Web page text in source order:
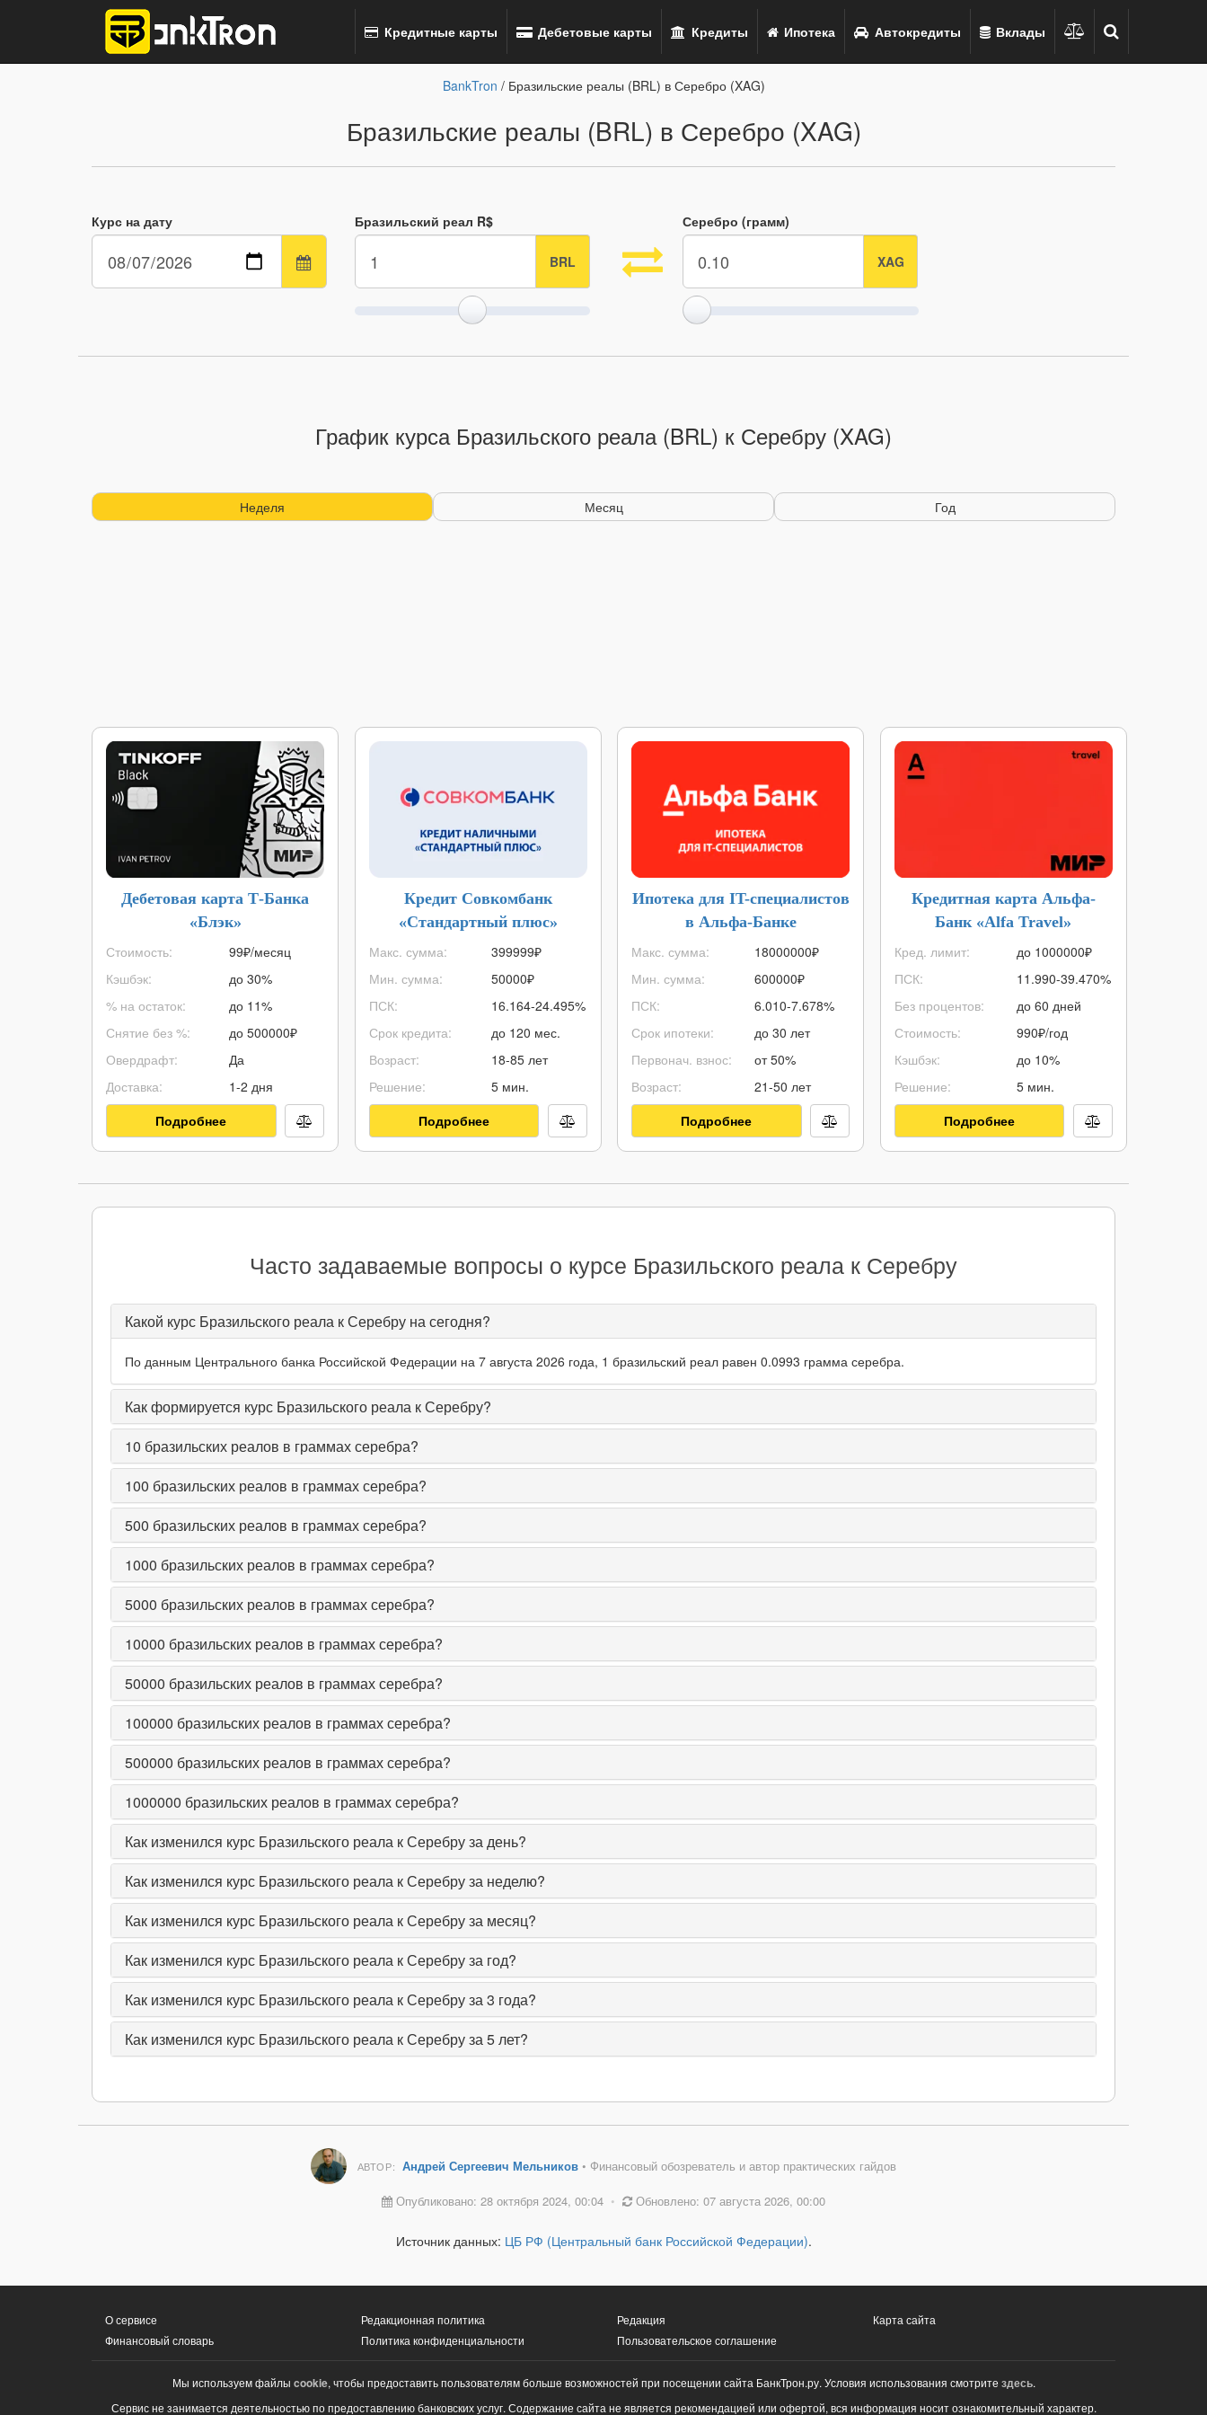
Кредитные карты Дебетовые карты Кредиты Ипотека Автокредиты Вклады
BankTron / Бразильские реалы (BRL) в Серебро (XAG)
Бразильские реалы (BRL) в Серебро (XAG)
Курс на дату Бразильский реал R$ Серебро (грамм)
График курса Бразильского реала (BRL) к Серебру (XAG)
Неделя Месяц Год
Дебетовая карта Т-Банка
«Блэк»
Стоимость:
Кэшбэк:
% на остаток:
Снятие без %:
Овердрафт:
Доставка:
99₽/месяц
до 30%
до 11%
до 500000₽
Да
1-2 дня
Подробнее
Кредит Совкомбанк
«Стандартный плюс»
Макс. сумма:
Мин. сумма:
ПСК:
Срок кредита:
Возраст:
Решение:
399999₽
50000₽
16.164-24.495%
до 120 мес.
18-85 лет
5 мин.
Подробнее
Ипотека для IT-специалистов
в Альфа-Банке
Макс. сумма:
Мин. сумма:
ПСК:
Срок ипотеки:
Первонач. взнос:
Возраст:
18000000₽
600000₽
6.010-7.678%
до 30 лет
от 50%
21-50 лет
Подробнее
Кредитная карта Альфа-
Банк «Alfa Travel»
Кред. лимит:
ПСК:
Без процентов:
Стоимость:
Кэшбэк:
Решение:
до 1000000₽
11.990-39.470%
до 60 дней
990₽/год
до 10%
5 мин.
Подробнее
Часто задаваемые вопросы о курсе Бразильского реала к Серебру
Какой курс Бразильского реала к Серебру на сегодня?
По данным Центрального банка Российской Федерации на 7 августа 2026 года, 1 бразильский реал равен 0.0993 грамма серебра.
Как формируется курс Бразильского реала к Серебру?
10 бразильских реалов в граммах серебра?
100 бразильских реалов в граммах серебра?
500 бразильских реалов в граммах серебра?
1000 бразильских реалов в граммах серебра?
5000 бразильских реалов в граммах серебра?
10000 бразильских реалов в граммах серебра?
50000 бразильских реалов в граммах серебра?
100000 бразильских реалов в граммах серебра?
500000 бразильских реалов в граммах серебра?
1000000 бразильских реалов в граммах серебра?
Как изменился курс Бразильского реала к Серебру за день?
Как изменился курс Бразильского реала к Серебру за неделю?
Как изменился курс Бразильского реала к Серебру за месяц?
Как изменился курс Бразильского реала к Серебру за год?
Как изменился курс Бразильского реала к Серебру за 3 года?
Как изменился курс Бразильского реала к Серебру за 5 лет?
АВТОР: Андрей Сергеевич Мельников• Финансовый обозреватель и автор практических гайдов
Опубликовано: 28 октября 2024, 00:04 • Обновлено: 07 августа 2026, 00:00
Источник данных: ЦБ РФ (Центральный банк Российской Федерации).
О сервисе
Финансовый словарь
Редакционная политика
Политика конфиденциальности
Редакция
Пользовательское соглашение
Карта сайта
Мы используем файлы cookie, чтобы предоставить пользователям больше возможностей при посещении сайта БанкТрон.ру. Условия использования смотрите здесь.
Сервис не занимается деятельностью по предоставлению банковских услуг. Содержание сайта не является рекомендацией или офертой, вся информация носит ознакомительный характер.